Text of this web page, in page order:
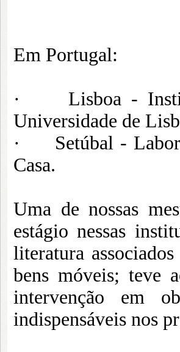
Em Portugal:
· Lisboa -
Universidade de
· Setúbal -
Casa.
Uma de nossas
estágio nessas
literatura
bens móveis; teve
intervenção em
indispensáveis nos